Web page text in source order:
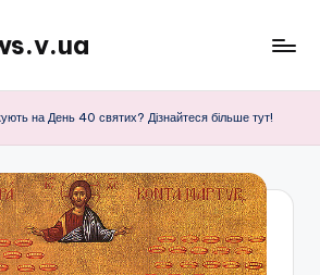
на День 40 святих? Дізнайтеся більше тут!